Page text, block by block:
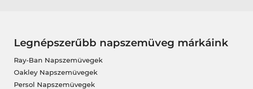
Legnépszerűbb napszemüveg márkáink
Ray-Ban Napszemüvegek
Oakley Napszemüvegek
Persol Napszemüvegek